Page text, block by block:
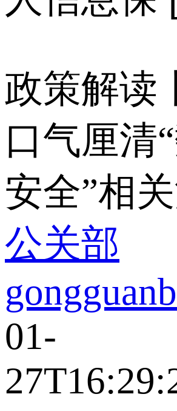
政策解读
口气厘清
安全”相
公关部
01-